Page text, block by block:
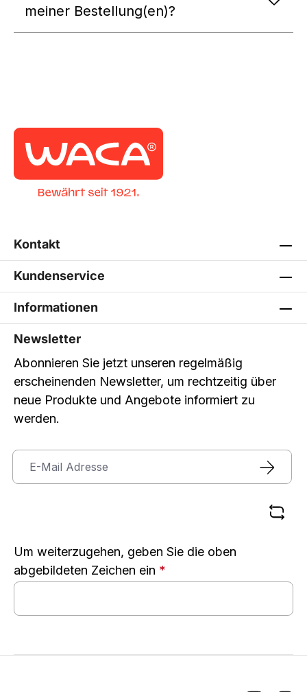
meiner Bestellung(en)?
Kontakt
Kundenservice
Informationen
Newsletter
Abonnieren Sie jetzt unseren regelmäßig
erscheinenden Newsletter, um rechtzeitig über
neue Produkte und Angebote informiert zu
werden.
Um weiterzugehen, geben Sie die oben
abgebildeten Zeichen ein *